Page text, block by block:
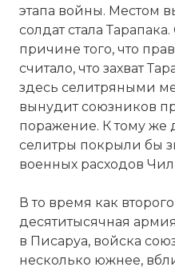
этапа войны. Местом
солдат стала
причине того, что
считало, что захват
здесь селитряными
вынудит союзников
поражение. К тому же
селитры покрыли бы
военных расходов
В то время как
десятитысячная
в Писаруа, войска
несколько южнее,